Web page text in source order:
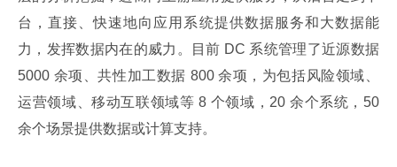
台，直接、快速地向应用系统提供数据服务和大数据能
力，发挥数据内在的威力。目前 DC 系统管理了近源数据
5000 余项、共性加工数据 800 余项，为包括风险领域、
运营领域、移动互联领域等 8 个领域，20 余个系统，50
余个场景提供数据或计算支持。